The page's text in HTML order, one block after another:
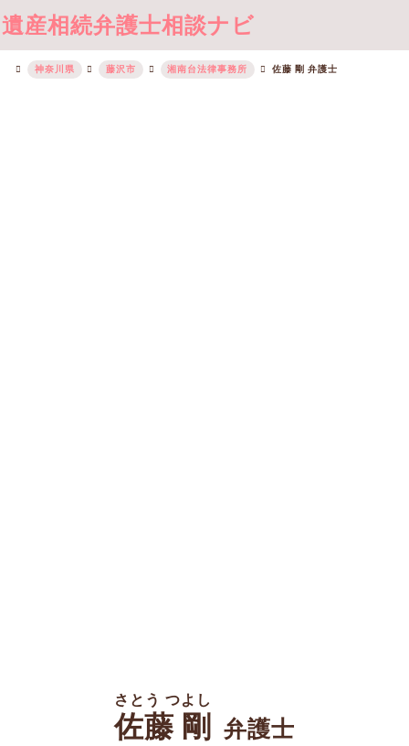
遺産相続弁護士相談ナビ
神奈川県 藤沢市 湘南台法律事務所 佐藤 剛 弁護士
佐藤 剛
さとう つよし
弁護士